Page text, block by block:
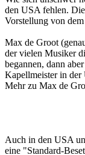
den USA fehlen.
Vorstellung von dem
Max de Groot
der vielen Musiker
begannen, dann
Kapellmeister in der
Mehr zu Max de
Auch in den USA
eine "Standard-